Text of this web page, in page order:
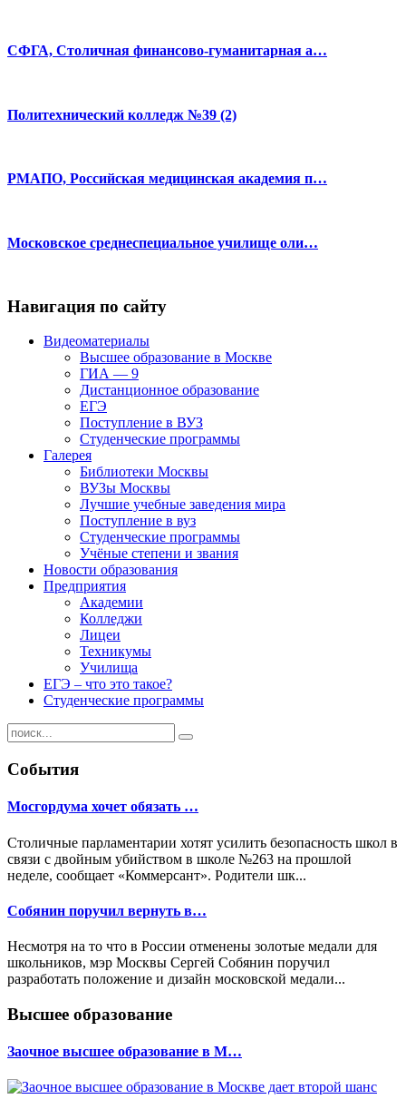
СФГА, Столичная финансово-гуманитарная а…
Политехнический колледж №39 (2)
РМАПО, Российская медицинская академия п…
Московское среднеспециальное училище оли…
Навигация по сайту
Видеоматериалы
Высшее образование в Москве
ГИА — 9
Дистанционное образование
ЕГЭ
Поступление в ВУЗ
Студенческие программы
Галерея
Библиотеки Москвы
ВУЗы Москвы
Лучшие учебные заведения мира
Поступление в вуз
Студенческие программы
Учёные степени и звания
Новости образования
Предприятия
Академии
Колледжи
Лицеи
Техникумы
Училища
ЕГЭ – что это такое?
Студенческие программы
События
Мосгордума хочет обязать …
Столичные парламентарии хотят усилить безопасность школ в
связи с двойным убийством в школе №263 на прошлой
неделе, сообщает «Коммерсант». Родители шк...
Собянин поручил вернуть в…
Несмотря на то что в России отменены золотые медали для
школьников, мэр Москвы Сергей Собянин поручил
разработать положение и дизайн московской медали...
Высшее образование
Заочное высшее образование в М…